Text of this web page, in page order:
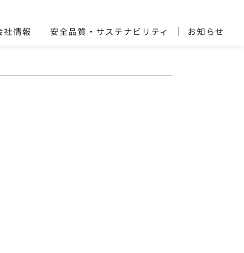
社情報 安全品質・サステナビリティ お知らせ